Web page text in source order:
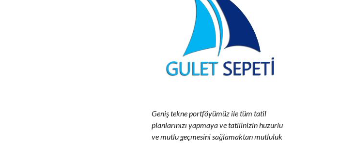
Geniş tekne portföyümüz ile tüm tatil
planlarınızı yapmaya ve tatilinizin huzurlu
ve mutlu geçmesini sağlamaktan mutluluk